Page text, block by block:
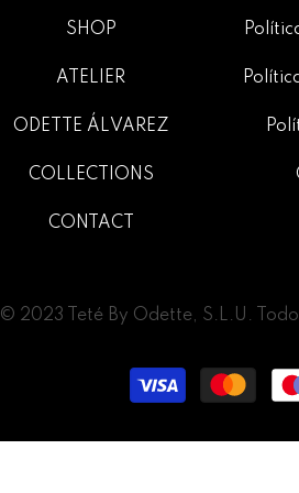
SHOP
ATELIER
ODETTE ÁLVAREZ
COLLECTIONS
CONTACT
© 2023 Teté By Odette, S.L.U.
de